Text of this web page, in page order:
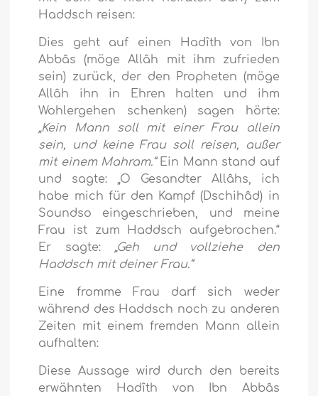
Haddsch reisen:
Dies geht auf einen Hadîth von Ibn
Abbâs (möge Allâh mit ihm zufrieden
sein) zurück, der den Propheten (möge
Allâh ihn in Ehren halten und ihm
Wohlergehen schenken) sagen hörte:
„Kein Mann soll mit einer Frau allein
sein, und keine Frau soll reisen, außer
mit einem Mahram.“Ein Mann stand auf
und sagte: „O Gesandter Allâhs, ich
habe mich für den Kampf (Dschihâd) in
Soundso eingeschrieben, und meine
Frau ist zum Haddsch aufgebrochen.“
Er sagte: „Geh und vollziehe den
Haddsch mit deiner Frau.“
Eine fromme Frau darf sich weder
während des Haddsch noch zu anderen
Zeiten mit einem fremden Mann allein
aufhalten:
Diese Aussage wird durch den bereits
erwähnten Hadîth von Ibn Abbâs